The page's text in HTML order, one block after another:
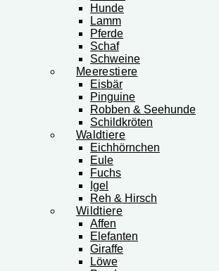
Hunde
Lamm
Pferde
Schaf
Schweine
Meerestiere
Eisbär
Pinguine
Robben & Seehunde
Schildkröten
Waldtiere
Eichhörnchen
Eule
Fuchs
Igel
Reh & Hirsch
Wildtiere
Affen
Elefanten
Giraffe
Löwe